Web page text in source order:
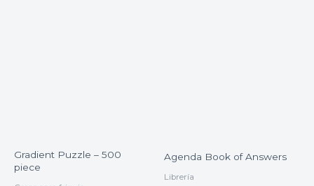
Gradient Puzzle – 500
piece
Agenda Book of Answers
Librería